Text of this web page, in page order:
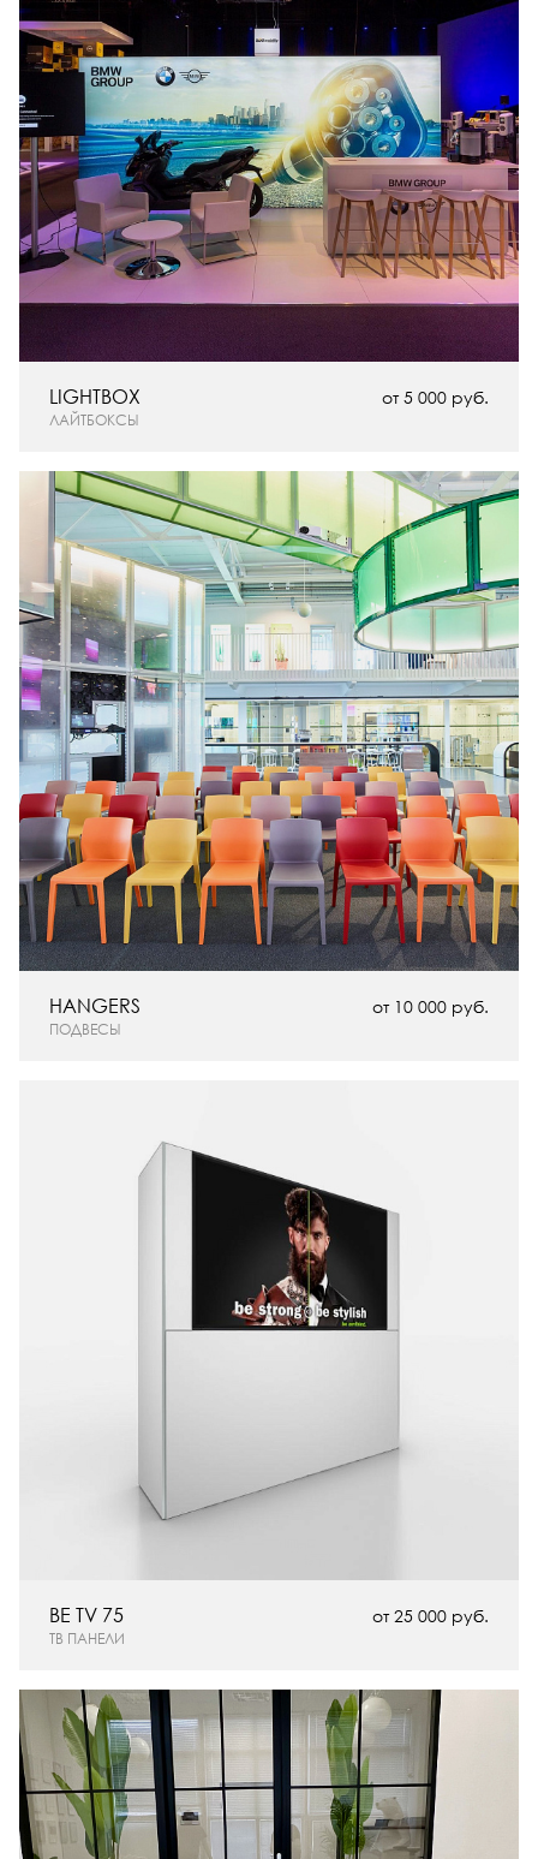
от 5 000 руб.
ЛАЙТБОКСЫ
LIGHTBOX
от 10 000 руб.
ПОДВЕСЫ
HANGERS
от 25 000 руб.
ТВ ПАНЕЛИ
BE TV 75